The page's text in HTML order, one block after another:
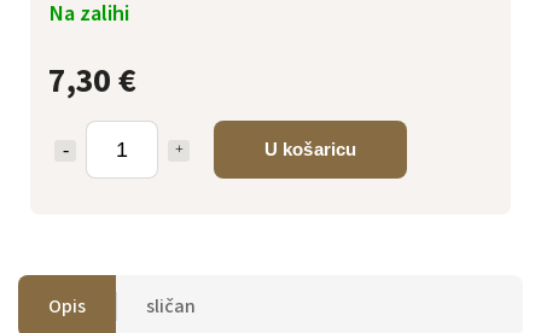
7,30 €
U košaricu
Na zalihi
Opis sličan